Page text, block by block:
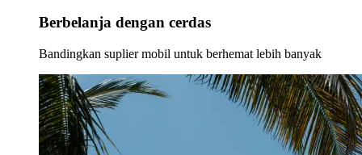
Berbelanja dengan cerdas
Bandingkan suplier mobil untuk berhemat lebih banyak